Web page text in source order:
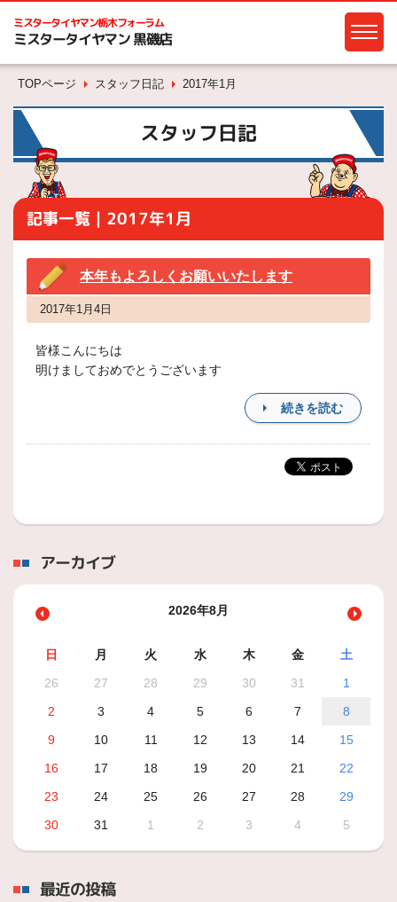
ミスタータイヤマン栃木フォーラム
ミスタータイヤマン 黒磯店
TOPページ スタッフ日記 2017年1月
スタッフ日記
記事一覧｜2017年1月
本年もよろしくお願いいたします
2017年1月4日
皆様こんにちは
明けましておめでとうございます
続きを読む
アーカイブ
2026年8月
日 月 火 水 木 金
土
26
27 28 29 30 31
1
2
3 4 5 6 7
8
9
10 11 12 13 14
15
16
17 18 19 20 21
22
23
24 25 26 27 28
29
30
31 1 2 3 4 5
最近の投稿